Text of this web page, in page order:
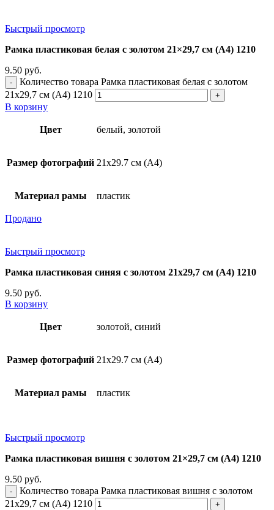
Быстрый просмотр
Рамка пластиковая белая с золотом 21×29,7 см (А4) 1210
9.50 руб.
Количество товара Рамка пластиковая белая с золотом
21x29,7 см (А4) 1210
В корзину
Цвет белый, золотой
Размер фотографий 21х29.7 см (А4)
Материал рамы пластик
Продано
Быстрый просмотр
Рамка пластиковая синяя с золотом 21х29,7 см (А4) 1210
9.50 руб.
В корзину
Цвет золотой, синий
Размер фотографий 21х29.7 см (А4)
Материал рамы пластик
Быстрый просмотр
Рамка пластиковая вишня с золотом 21×29,7 см (А4) 1210
9.50 руб.
Количество товара Рамка пластиковая вишня с золотом
21x29,7 см (А4) 1210